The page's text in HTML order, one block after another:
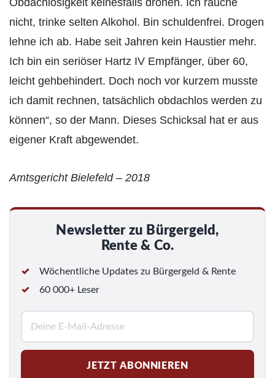
Obdachlosigkeit keinesfalls drohen. Ich rauche
nicht, trinke selten Alkohol. Bin schuldenfrei. Drogen
lehne ich ab. Habe seit Jahren kein Haustier mehr.
Ich bin ein seriöser Hartz IV Empfänger, über 60,
leicht gehbehindert. Doch noch vor kurzem musste
ich damit rechnen, tatsächlich obdachlos werden zu
können“, so der Mann. Dieses Schicksal hat er aus
eigener Kraft abgewendet.
Amtsgericht Bielefeld – 2018
Newsletter zu Bürgergeld,
Rente & Co.
Wöchentliche Updates zu Bürgergeld & Rente
60 000+ Leser
M
a
JETZT ABONNIEREN